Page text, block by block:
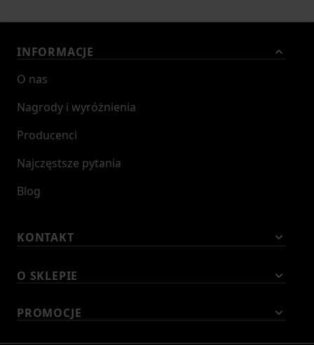
INFORMACJE
O nas
Nagrody i wyróżnienia
Producenci
Najczęstsze pytania
Blog
KONTAKT
O SKLEPIE
PROMOCJE